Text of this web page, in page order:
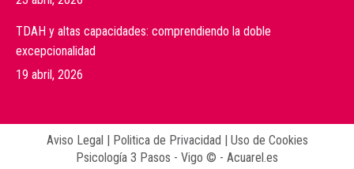
TDAH y altas capacidades: comprendiendo la doble
excepcionalidad
19 abril, 2026
Aviso Legal | Politica de Privacidad | Uso de Cookies
Psicología 3 Pasos - Vigo © - Acuarel.es